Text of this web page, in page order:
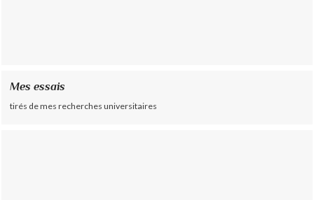
Mes essais
tirés de mes recherches universitaires